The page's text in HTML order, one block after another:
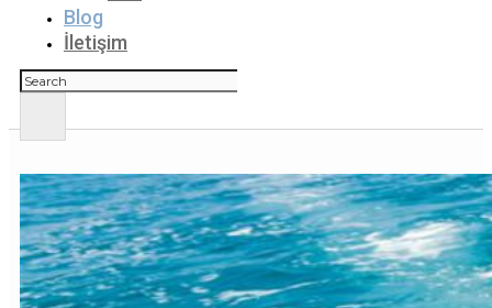
Blog
İletişim
Ara